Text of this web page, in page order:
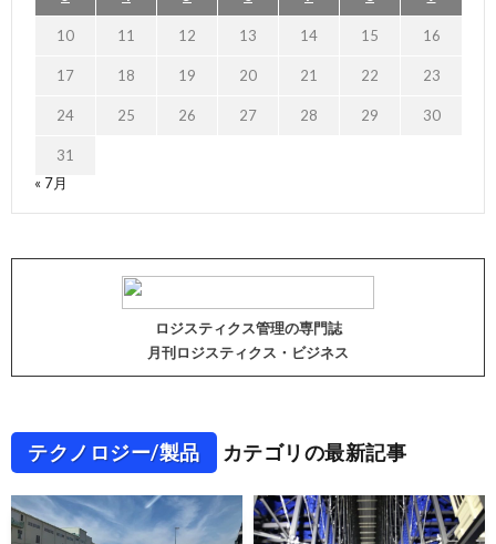
10 11 12 13 14 15 16
17 18 19 20 21 22 23
24 25 26 27 28 29 30
31
« 7月
ロジスティクス管理の専門誌
月刊ロジスティクス・ビジネス
テクノロジー/製品 カテゴリの最新記事